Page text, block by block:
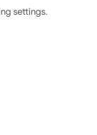
settings.